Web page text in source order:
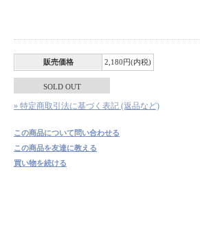
販売価格 2,180円(内税)
SOLD OUT
» 特定商取引法に基づく表記 (返品など)
この商品について問い合わせる
この商品を友達に教える
買い物を続ける